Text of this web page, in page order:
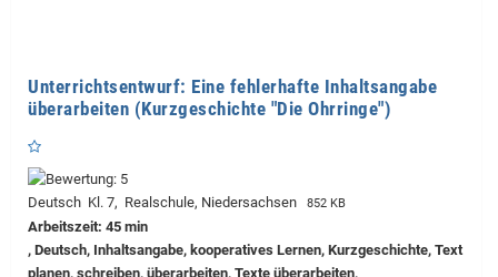
Unterrichtsentwurf: Eine fehlerhafte Inhaltsangabe
überarbeiten (Kurzgeschichte "Die Ohrringe")
Deutsch Kl. 7, Realschule, Niedersachsen 852 KB
Arbeitszeit: 45 min
, Deutsch, Inhaltsangabe, kooperatives Lernen, Kurzgeschichte, Text
planen, schreiben, überarbeiten, Texte überarbeiten,